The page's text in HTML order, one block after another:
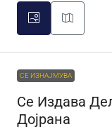
СЕ ИЗНАЈМУВА
Се Издава
Дојрана